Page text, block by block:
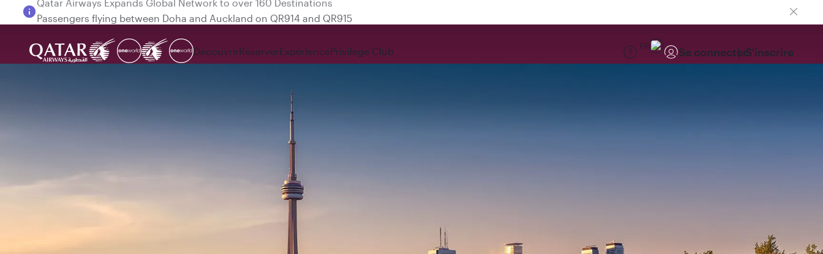
Passengers flying between Doha and Auckland on QR914 and QR915
DécouvrirRéserverExpériencePrivilege Club FR Se connecterS'inscrire